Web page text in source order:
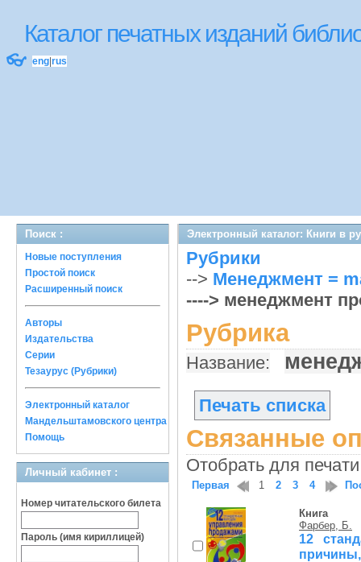
Каталог печатных изданий
👓 eng rus
Поиск :
Новые поступления
Простой поиск
Расширенный поиск
Авторы
Издательства
Серии
Тезаурус (Рубрики)
Электронный каталог
Мандельштамовского центра
Помощь
Личный кабинет :
Номер читательского билета
Пароль (имя кириллицей)
Электронный каталог: Книги в
Рубрики
--> Менеджмент =
----> менеджмент
Рубрика
Название:
Печать списка
Связанные
Отобрать для
Первая 1 2 3 4
Книга
Фарбер, Б.
12